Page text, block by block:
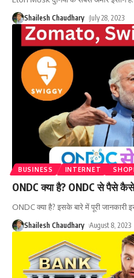
Shailesh Chaudhary July 28, 2023
BUSINESS INTERNET
ONDC क्या है? ONDC से पैसे
ONDC क्या है? इसके बारे में पूरी जानकारी
Shailesh Chaudhary August 8, 2023